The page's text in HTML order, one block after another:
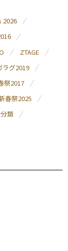
2026
ZTAGE
ラグ2019
祭2017
春祭2025
類